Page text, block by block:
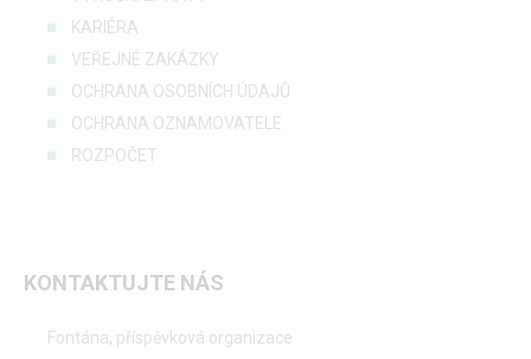
KARIÉRA
VEŘEJNÉ ZAKÁZKY
OCHRANA OSOBNÍCH ÚDAJŮ
OCHRANA OZNAMOVATELE
ROZPOČET
KONTAKTUJTE NÁS
Fontána, příspěvková organizace